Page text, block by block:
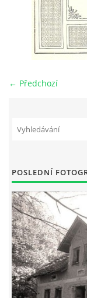
Tento
← Předchozí
POSLEDNÍ